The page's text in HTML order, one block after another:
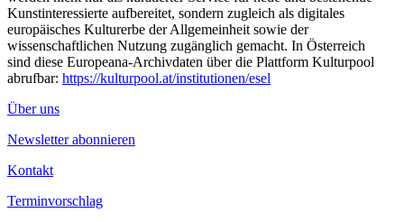
Kunstinteressierte aufbereitet, sondern zugleich als digitales
europäisches Kulturerbe der Allgemeinheit sowie der
wissenschaftlichen Nutzung zugänglich gemacht. In Österreich
sind diese Europeana-Archivdaten über die Plattform Kulturpool
abrufbar: https://kulturpool.at/institutionen/esel
Über uns
Newsletter abonnieren
Kontakt
Terminvorschlag